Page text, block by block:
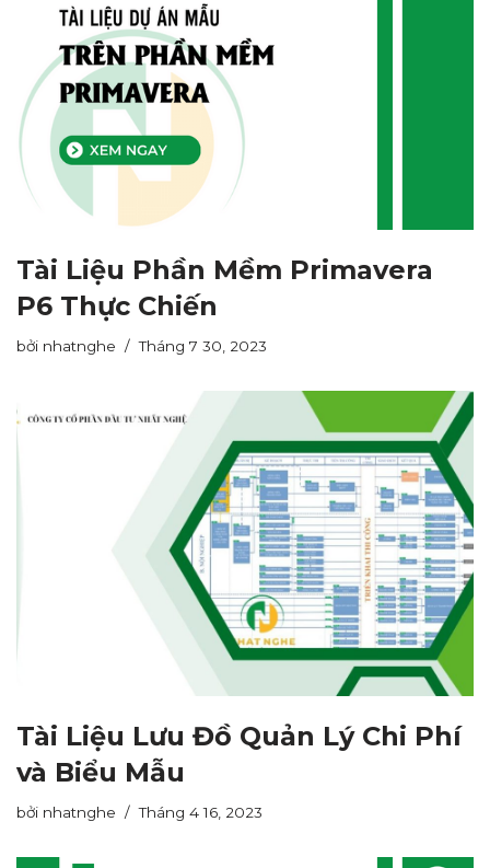
Tài Liệu Phần Mềm Primavera
P6 Thực Chiến
bởi nhatnghe Tháng 7 30, 2023
Tài Liệu Lưu Đồ Quản Lý Chi Phí
và Biểu Mẫu
bởi nhatnghe Tháng 4 16, 2023